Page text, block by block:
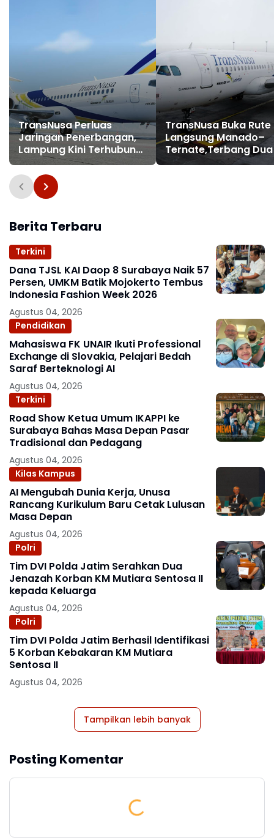
TransNusa Perluas
Jaringan Penerbangan,
Lampung Kini Terhubung
Langsung ke Kuala
Lumpur
TransNusa Buka Rute
Langsung Manado–
Ternate,Terbang
Sehari
Berita Terbaru
Terkini
Dana TJSL KAI Daop 8 Surabaya Naik 57
Persen, UMKM Batik Mojokerto Tembus
Indonesia Fashion Week 2026
Agustus 04, 2026
Pendidikan
Mahasiswa FK UNAIR Ikuti Professional
Exchange di Slovakia, Pelajari Bedah
Saraf Berteknologi AI
Agustus 04, 2026
Terkini
Road Show Ketua Umum IKAPPI ke
Surabaya Bahas Masa Depan Pasar
Tradisional dan Pedagang
Agustus 04, 2026
Kilas Kampus
AI Mengubah Dunia Kerja, Unusa
Rancang Kurikulum Baru Cetak Lulusan
Masa Depan
Agustus 04, 2026
Polri
Tim DVI Polda Jatim Serahkan Dua
Jenazah Korban KM Mutiara Sentosa II
kepada Keluarga
Agustus 04, 2026
Polri
Tim DVI Polda Jatim Berhasil Identifikasi
5 Korban Kebakaran KM Mutiara
Sentosa II
Agustus 04, 2026
Tampilkan lebih banyak
Posting Komentar